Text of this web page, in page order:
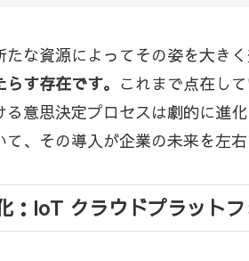
な資源によってその姿を大きく
す存在です。 これまで点在し
意思決定プロセスは劇的に
、その導入が企業の未来を左
：IoT クラウドプラット